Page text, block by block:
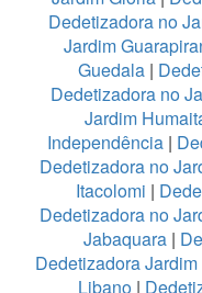
Dedetizadora no
Jardim
Guedala|
Dedetizadora no
Jardim
Independência |
Dedetizadora no
Itacolomi |
Dedetizadora no
Jabaquara |
Dedetizadora
Libano |